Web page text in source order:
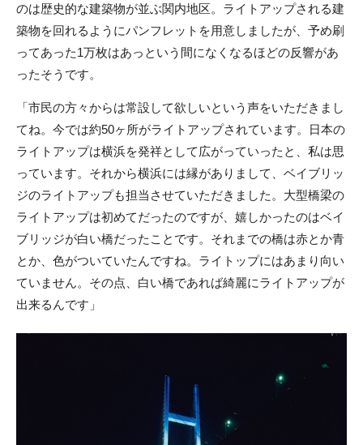
のは歴史的な建築物が並ぶ関内地区。ライトアップされる建
築物を回れるようにパンフレットを用意しましたが、予め刷
ってあった1万枚はあっという間になくなるほどの反響があ
ったそうです。
「市民の方々からは常設して欲しいという声をいただきまし
てね。今では約50ヶ所がライトアップされています。日本の
ライトアップは横浜を発祥として広がっていったと、私は思
っています。それから横浜には縁がありまして、ベイブリッ
ジのライトアップも担当させていただきました。大型橋梁の
ライトアップは初めてだったのですが、嬉しかったのはベイ
ブリッジが白い橋だったことです。それまでの橋は赤とか青
とか、色がついていたんですね。ライトップにはあまり向い
ていません。その点、白い橋であれば綺麗にライトアップが
出来るんです」